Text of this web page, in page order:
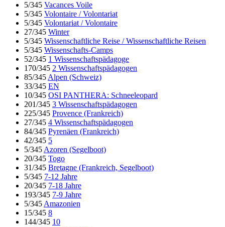
5/345 Vacances Voile
5/345 Volontaire / Volontariat
5/345 Volontariat / Volontaire
27/345 Winter
5/345 Wissenschaftliche Reise / Wissenschaftliche Reisen
5/345 Wissenschafts-Camps
52/345 1 Wissenschaftspädagoge
170/345 2 Wissenschaftspädagogen
85/345 Alpen (Schweiz)
33/345 EN
10/345 OSI PANTHERA: Schneeleopard
201/345 3 Wissenschaftspädagogen
225/345 Provence (Frankreich)
27/345 4 Wissenschaftspädagogen
84/345 Pyrenäen (Frankreich)
42/345 5
5/345 Azoren (Segelboot)
20/345 Togo
31/345 Bretagne (Frankreich, Segelboot)
5/345 7-12 Jahre
20/345 7-18 Jahre
193/345 7-9 Jahre
5/345 Amazonien
15/345 8
144/345 10